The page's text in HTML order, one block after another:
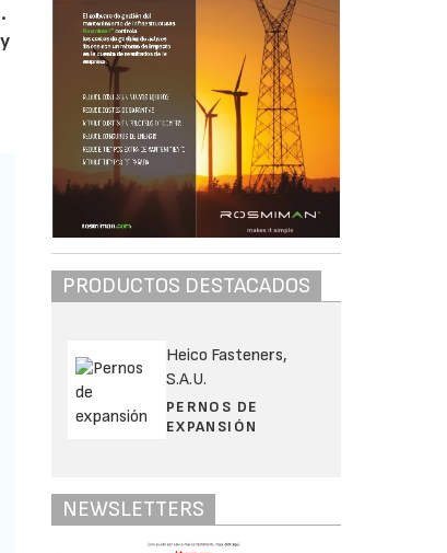
PRODUCTOS DESTACADOS
Heico Fasteners,
S.A.U.
PERNOS DE
EXPANSIÓN
NEWSLETTERS